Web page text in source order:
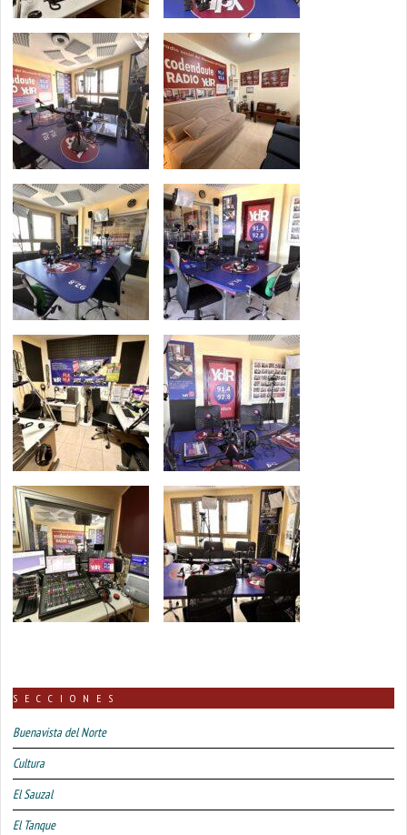
SECCIONES
Buenavista del Norte
Cultura
El Sauzal
El Tanque